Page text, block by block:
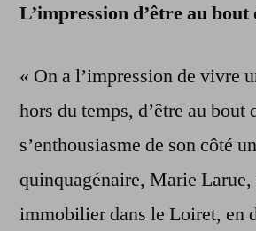
L’impression d’être au bout
« On a l’impression de vivre
hors du temps, d’être au bout
s’enthousiasme de son côté
quinquagénaire, Marie Larue,
immobilier dans le Loiret, en